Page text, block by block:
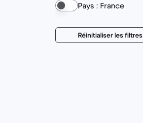
Pays : France
Réinitialiser les filtres